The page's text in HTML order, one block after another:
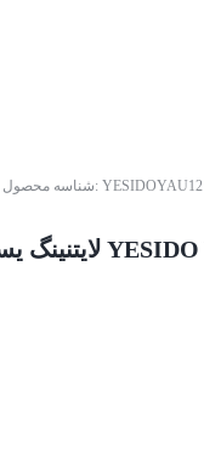
شناسه محصول: YESIDOYAU12